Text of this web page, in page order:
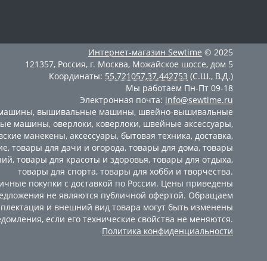
Интернет-магазин Sewtime © 2025
121357, Россия, г. Москва, Можайское шоссе, дом 5
Координаты: 55.721057,37.442753 (С.Ш., В.Д.)
Мы работаем Пн-Пт 09-18
Электронная почта: info@sewtime.ru
, вышивальные машины, швейно-вышивальные
машины, оверлоки, коверлоки, швейные аксессуары,
манекены, аксессуары, бытовая техника, доставка,
, товары для дачи и огорода, товары для дома, товары
, товары для красоты и здоровья, товары для отдыха,
товары для спорта, товары для хобби и творчества.
покупки с доставкой по России. Цены приведены
не являются публичной офертой. Обращаем
и внешний вид товара могут быть изменены
если его технические свойства не меняются.
Политика конфиденциальности